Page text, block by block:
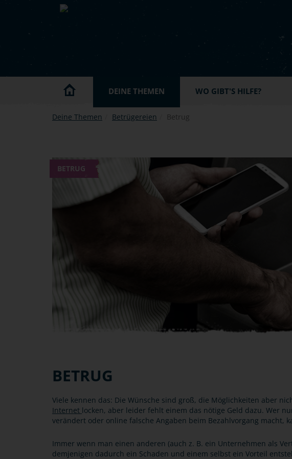
Skip to main content
DEINE THEMEN WO GIBT'S HILFE?
Deine Themen Betrügereien Betrug
BETRUG
BETRUG
Viele kennen das: Die Wünsche sind groß, die Möglichkeiten aber
Internet locken, aber leider fehlt einem das nötige Geld dazu. Wer
verändert oder online falsche Angaben beim Bezahlvorgang macht,
Immer wenn man einen anderen (auch z. B. ein Unternehmen als
demjenigen dadurch ein Schaden und einem selbst ein Vorteil